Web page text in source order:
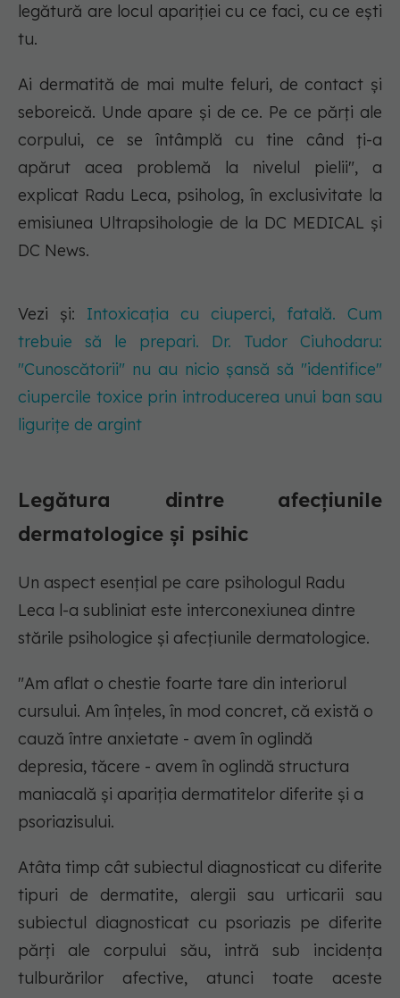
legătură are locul apariției cu ce faci, cu ce ești
tu.
Ai dermatită de mai multe feluri, de contact și
seboreică. Unde apare și de ce. Pe ce părți ale
corpului, ce se întâmplă cu tine când ți-a
apărut acea problemă la nivelul pielii", a
explicat Radu Leca, psiholog, în exclusivitate la
emisiunea Ultrapsihologie de la DC MEDICAL și
DC News.
Vezi și: Intoxicația cu ciuperci, fatală. Cum
trebuie să le prepari. Dr. Tudor Ciuhodaru:
"Cunoscătorii" nu au nicio șansă să "identifice"
ciupercile toxice prin introducerea unui ban sau
ligurițe de argint
Legătura dintre afecțiunile
dermatologice și psihic
Un aspect esențial pe care psihologul Radu
Leca l-a subliniat este interconexiunea dintre
stările psihologice și afecțiunile dermatologice.
"Am aflat o chestie foarte tare din interiorul
cursului. Am înțeles, în mod concret, că există o
cauză între anxietate - avem în oglindă
depresia, tăcere - avem în oglindă structura
maniacală și apariția dermatitelor diferite și a
psoriazisului.
Atâta timp cât subiectul diagnosticat cu diferite
tipuri de dermatite, alergii sau urticarii sau
subiectul diagnosticat cu psoriazis pe diferite
părți ale corpului său, intră sub incidența
tulburărilor afective, atunci toate aceste